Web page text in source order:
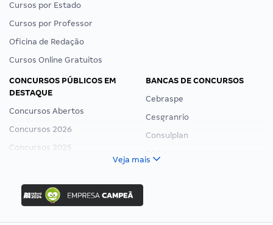
Cursos por Estado
Cursos por Professor
Oficina de Redação
Cursos Online Gratuitos
CONCURSOS PÚBLICOS EM
DESTAQUE
Concursos Abertos
Concursos 2026
Concursos 2025
Concurso Nacional Unificado
Concurso Ibama
Concurso MPU
Editais publicados
BANCAS DE CONCURSOS
Cebraspe
Cesgranrio
Consulplan
Veja mais